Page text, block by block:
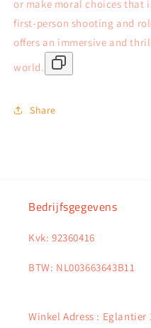
or make moral choices that
first-person shooting and
offers an immersive and
world.
Share
Bedrijfsgegevens
Kvk: 92360416
BTW: NL003663643B11
Winkel Adress : Eglantier